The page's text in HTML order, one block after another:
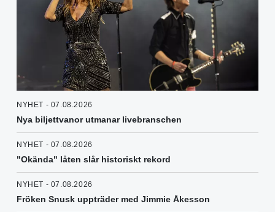
NYHET - 07.08.2026
Nya biljettvanor utmanar livebranschen
NYHET - 07.08.2026
"Okända" låten slår historiskt rekord
NYHET - 07.08.2026
Fröken Snusk uppträder med Jimmie Åkesson